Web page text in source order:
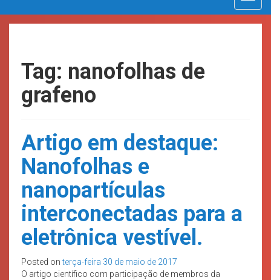
Tag: nanofolhas de
grafeno
Artigo em destaque:
Nanofolhas e
nanopartículas
interconectadas para a
eletrônica vestível.
Posted onterça-feira 30 de maio de 2017
O artigo científico com participação de membros da